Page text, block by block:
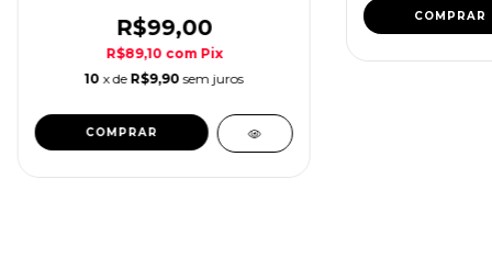
R$99,00
R$89,10 com Pix
10 x de R$9,90 sem juros
COMPRAR
COMPRAR